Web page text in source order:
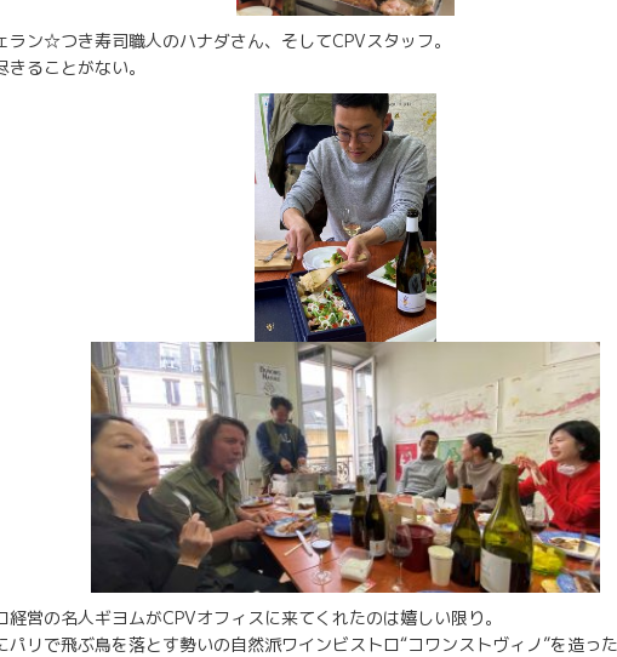
ラン☆つき寿司職人のハナダさん、そしてCPVスタッフ。
ることがない。
経営の名人ギヨムがCPVオフィスに来てくれたのは嬉しい限り。
パリで飛ぶ鳥を落とす勢いの自然派ワインビストロ“コワンストヴィノ”を造っ